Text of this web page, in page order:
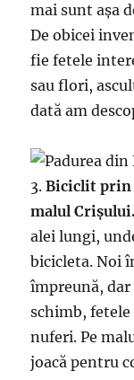
mai sunt așa
De obicei
fie fetele
sau flori,
dată am
3.Biciclit
malul Crișului.
alei lungi,
bicicleta. Noi
împreună,
schimb,
nuferi. Pe
joacă pentru